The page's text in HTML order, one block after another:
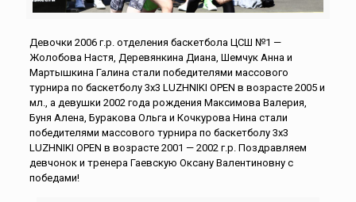
Девочки 2006 г.р. отделения баскетбола ЦСШ №1 —
Жолобова Настя, Деревянкина Диана, Шемчук Анна и
Мартышкина Галина стали победителями массового
турнира по баскетболу 3х3 LUZHNIKI OPEN в возрасте 2005 и
мл., а девушки 2002 года рождения Максимова Валерия,
Буня Алена, Буракова Ольга и Кочкурова Нина стали
победителями массового турнира по баскетболу 3х3
LUZHNIKI OPEN в возрасте 2001 — 2002 г.р. Поздравляем
девчонок и тренера Гаевскую Оксану Валентиновну с
победами!